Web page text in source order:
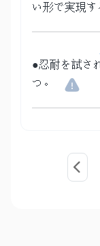
い形で実現す
●忍耐を試さ
つ。